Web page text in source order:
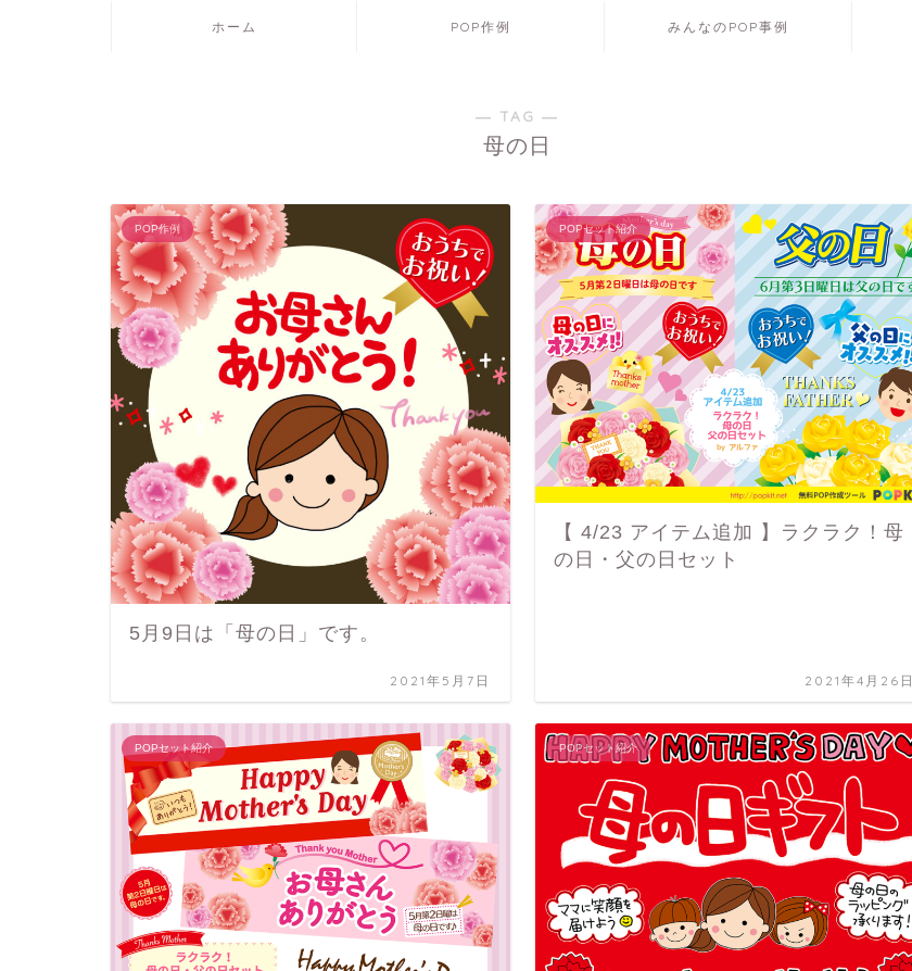
ホーム POP作例 みんなのPOP事例
― TAG ―
母の日
POP作例
5月9日は「母の日」です。
2021年5月7日
POPセット紹介
【 4/23 アイテム追加 】ラクラク！母
の日・父の日セット
2021年4月26日
POPセット紹介 POPセット紹介